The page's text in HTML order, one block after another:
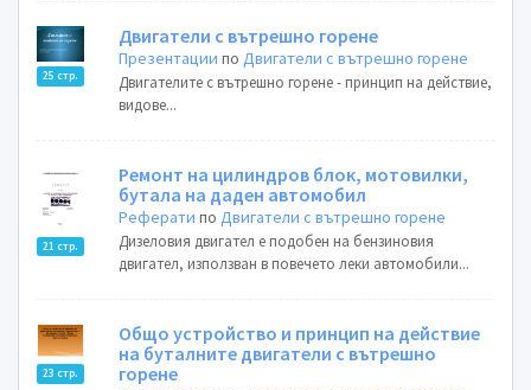
25 стр.
Двигатели с вътрешно горене
Презентации поДвигатели с вътрешно горене
Двигателите с вътрешно горене - принцип на действие,
видове...
21 стр.
Ремонт на цилиндров блок, мотовилки,
бутала на даден автомобил
Реферати поДвигатели с вътрешно горене
Дизеловия двигател е подобен на бензиновия
двигател, използван в повечето леки автомобили...
23 стр.
Общо устройство и принцип на действие
на буталните двигатели с вътрешно
горене